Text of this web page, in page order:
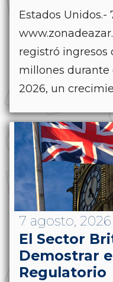
Estados Unidos.-
registró ingresos
millones
2026, un
7 agosto, 2026
El Sector
Demostrar
Regulatorio